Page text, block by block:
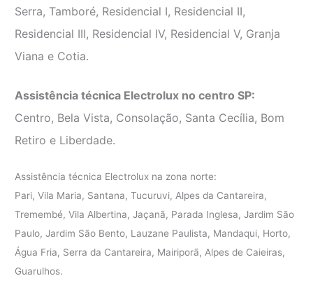
Serra, Tamboré, Residencial I, Residencial II,
Residencial III, Residencial IV, Residencial V, Granja
Viana e Cotia.
Assistência técnica Electrolux no centro SP:
Centro, Bela Vista, Consolação, Santa Cecília, Bom
Retiro e Liberdade.
Assistência técnica Electrolux na zona norte:
Pari, Vila Maria, Santana, Tucuruvi, Alpes da Cantareira,
Tremembé, Vila Albertina, Jaçanã, Parada Inglesa, Jardim São
Paulo, Jardim São Bento, Lauzane Paulista, Mandaqui, Horto,
Água Fria, Serra da Cantareira, Mairiporã, Alpes de Caieiras,
Guarulhos.